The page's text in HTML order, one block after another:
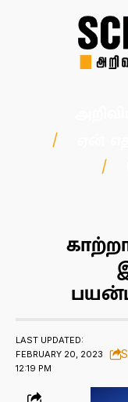
LAST UPDATED:
FEBRUARY 20, 2023
12:19 PM